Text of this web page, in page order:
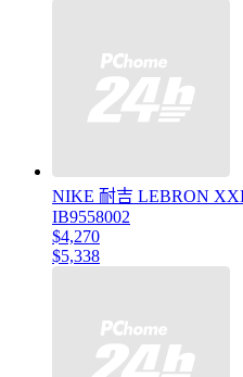
NIKE 耐吉 LEBRON
IB9558002
$4,270
$5,338